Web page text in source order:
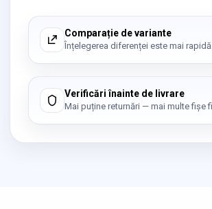
Comparație de variante
Înțelegerea diferenței este mai
Verificări înainte de livrare
Mai puține returnări — mai multe fișe